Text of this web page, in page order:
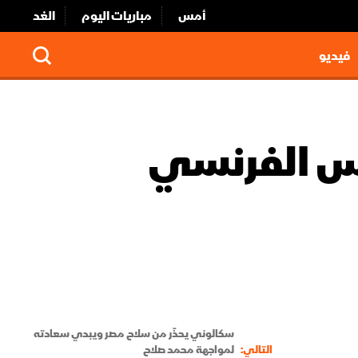
أمس مباريات اليوم
الغد
فيديو
الفرنسي
التالي:
سكالوني يحذّر من سلاح مصر ويبدي سعادته
لمواجهة محمد صلاح